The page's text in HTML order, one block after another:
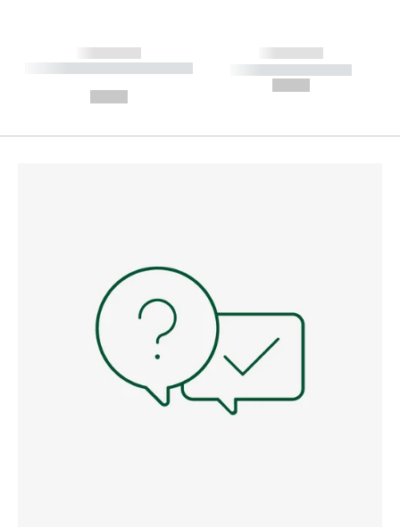
------------
----------- ----------- --------
------------
----------- -----------